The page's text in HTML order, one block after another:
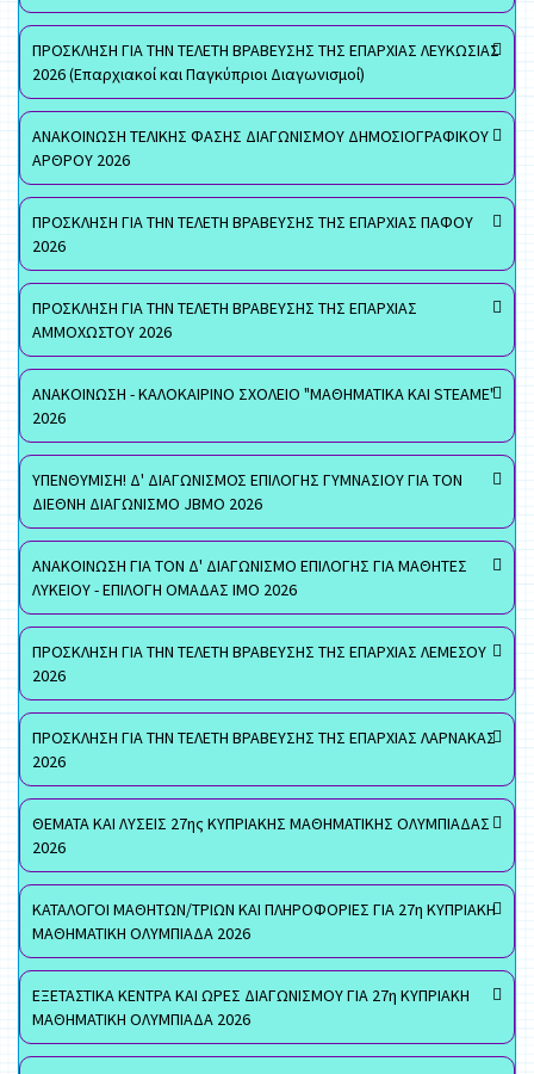
ΠΡΟΣΚΛΗΣΗ ΓΙΑ ΤΗΝ ΤΕΛΕΤΗ ΒΡΑΒΕΥΣΗΣ ΤΗΣ ΕΠΑΡΧΙΑΣ ΛΕΥΚΩΣΙΑΣ
2026 (Επαρχιακοί και Παγκύπριοι Διαγωνισμοί)
ΑΝΑΚΟΙΝΩΣΗ ΤΕΛΙΚΗΣ ΦΑΣΗΣ ΔΙΑΓΩΝΙΣΜΟΥ ΔΗΜΟΣΙΟΓΡΑΦΙΚΟΥ
ΑΡΘΡΟΥ 2026
ΠΡΟΣΚΛΗΣΗ ΓΙΑ ΤΗΝ ΤΕΛΕΤΗ ΒΡΑΒΕΥΣΗΣ ΤΗΣ ΕΠΑΡΧΙΑΣ ΠΑΦΟΥ
2026
ΠΡΟΣΚΛΗΣΗ ΓΙΑ ΤΗΝ ΤΕΛΕΤΗ ΒΡΑΒΕΥΣΗΣ ΤΗΣ ΕΠΑΡΧΙΑΣ
ΑΜΜΟΧΩΣΤΟΥ 2026
ΑΝΑΚΟΙΝΩΣΗ - ΚΑΛΟΚΑΙΡΙΝΟ ΣΧΟΛΕΙΟ "ΜΑΘΗΜΑΤΙΚΑ ΚΑΙ STEAME"
2026
ΥΠΕΝΘΥΜΙΣΗ! Δ' ΔΙΑΓΩΝΙΣΜΟΣ ΕΠΙΛΟΓΗΣ ΓΥΜΝΑΣΙΟΥ ΓΙΑ ΤΟΝ
ΔΙΕΘΝΗ ΔΙΑΓΩΝΙΣΜΟ JBMO 2026
ΑΝΑΚΟΙΝΩΣΗ ΓΙΑ ΤΟΝ Δ' ΔΙΑΓΩΝΙΣΜΟ ΕΠΙΛΟΓΗΣ ΓΙΑ ΜΑΘΗΤΕΣ
ΛΥΚΕΙΟΥ - ΕΠΙΛΟΓΗ ΟΜΑΔΑΣ ΙΜΟ 2026
ΠΡΟΣΚΛΗΣΗ ΓΙΑ ΤΗΝ ΤΕΛΕΤΗ ΒΡΑΒΕΥΣΗΣ ΤΗΣ ΕΠΑΡΧΙΑΣ ΛΕΜΕΣΟΥ
2026
ΠΡΟΣΚΛΗΣΗ ΓΙΑ ΤΗΝ ΤΕΛΕΤΗ ΒΡΑΒΕΥΣΗΣ ΤΗΣ ΕΠΑΡΧΙΑΣ ΛΑΡΝΑΚΑΣ
2026
ΘΕΜΑΤΑ ΚΑΙ ΛΥΣΕΙΣ 27ης ΚΥΠΡΙΑΚΗΣ ΜΑΘΗΜΑΤΙΚΗΣ ΟΛΥΜΠΙΑΔΑΣ
2026
ΚΑΤΑΛΟΓΟΙ ΜΑΘΗΤΩΝ/ΤΡΙΩΝ ΚΑΙ ΠΛΗΡΟΦΟΡΙΕΣ ΓΙΑ 27η ΚΥΠΡΙΑΚΗ
ΜΑΘΗΜΑΤΙΚΗ ΟΛΥΜΠΙΑΔΑ 2026
ΕΞΕΤΑΣΤΙΚΑ ΚΕΝΤΡΑ ΚΑΙ ΩΡΕΣ ΔΙΑΓΩΝΙΣΜΟΥ ΓΙΑ 27η ΚΥΠΡΙΑΚΗ
ΜΑΘΗΜΑΤΙΚΗ ΟΛΥΜΠΙΑΔΑ 2026